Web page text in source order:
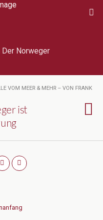
Der Norweger
VOM MEER & MEHR – VON FRANK
ist